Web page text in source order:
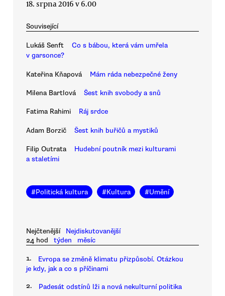
18. srpna 2016 v 6.00
Související
Lukáš Senft
Co s bábou, která vám umřela
v garsonce?
Kateřina Kňapová Mám ráda nebezpečné ženy
Milena Bartlová Šest knih svobody a snů
Fatima Rahimi Ráj srdce
Adam Borzič Šest knih buřičů a mystiků
Filip Outrata
Hudební poutník mezi kulturami
a staletími
#Politická kultura #Kultura #Umění
Nejčtenější
Nejdiskutovanější
24 hod
týden měsíc
1.
Evropa se změně klimatu přizpůsobí. Otázkou
je kdy, jak a co s příčinami
2. Padesát odstínů lži a nová nekulturní politika